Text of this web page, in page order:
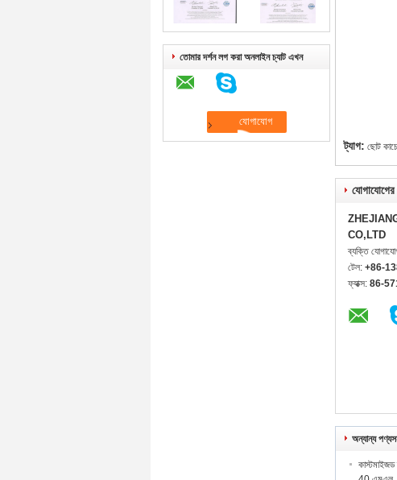
তোমার দর্শন লগ করা অনলাইন চ্যাট এখন
ট্যাগ: ছোট
যোগাযোগের
CO,LTD
ব্যক্তি
টেল: +86-
ফ্যাক্স: 86-
অন্যান্য